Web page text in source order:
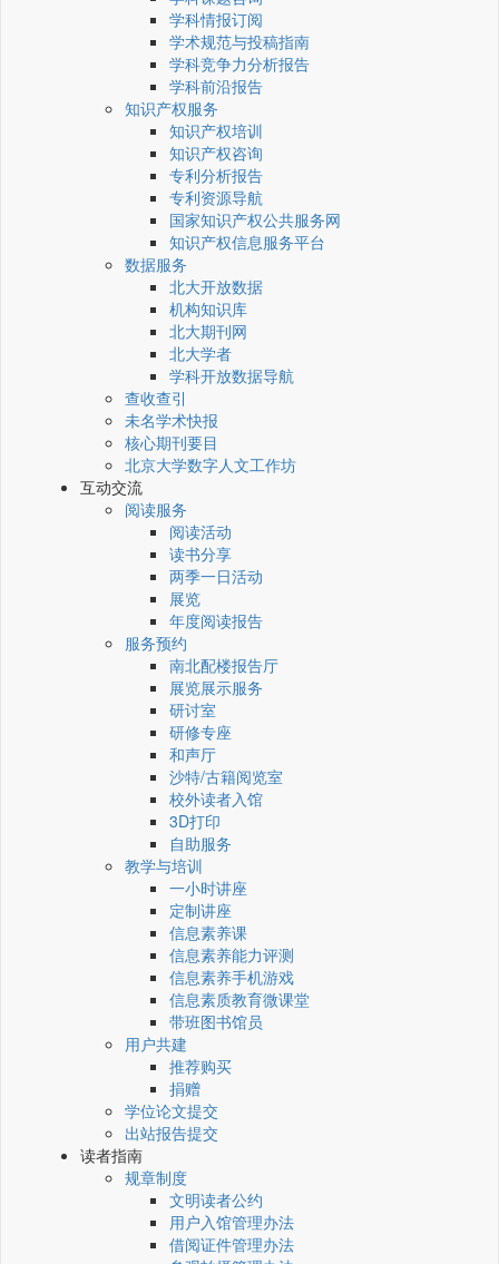
学科情报订阅
学术规范与投稿指南
学科竞争力分析报告
学科前沿报告
知识产权服务
知识产权培训
知识产权咨询
专利分析报告
专利资源导航
国家知识产权公共服务网
知识产权信息服务平台
数据服务
北大开放数据
机构知识库
北大期刊网
北大学者
学科开放数据导航
查收查引
未名学术快报
核心期刊要目
北京大学数字人文工作坊
互动交流
阅读服务
阅读活动
读书分享
两季一日活动
展览
年度阅读报告
服务预约
南北配楼报告厅
展览展示服务
研讨室
研修专座
和声厅
沙特/古籍阅览室
校外读者入馆
3D打印
自助服务
教学与培训
一小时讲座
定制讲座
信息素养课
信息素养能力评测
信息素养手机游戏
信息素质教育微课堂
带班图书馆员
用户共建
推荐购买
捐赠
学位论文提交
出站报告提交
读者指南
规章制度
文明读者公约
用户入馆管理办法
借阅证件管理办法